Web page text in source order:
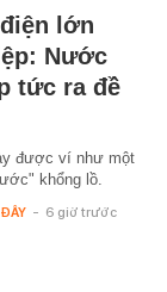
lớn
Nước
tức ra đề
được ví như một
khổng lồ.
- 6 giờ trước